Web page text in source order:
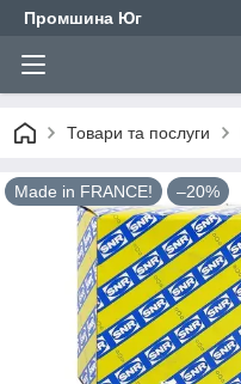
Промшина Юг
Товари та послуги
Made in FRANCE! –20%